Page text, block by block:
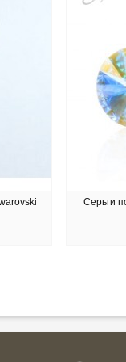
Серьги